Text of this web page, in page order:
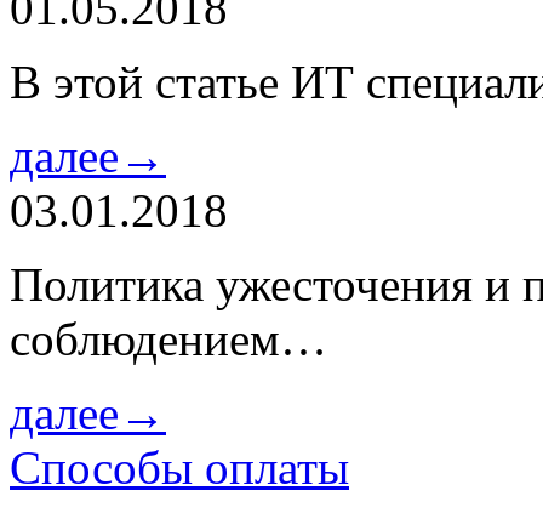
В этой статье ИТ
далее→
03.01.2018
Политика ужесточения и
соблюдением…
далее→
Способы оплаты